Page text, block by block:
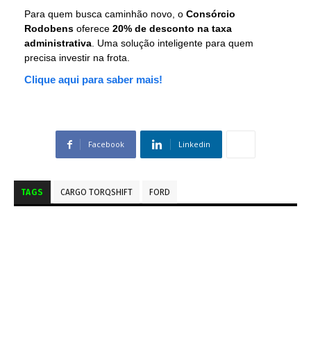
Para quem busca caminhão novo, o Consórcio
Rodobens oferece 20% de desconto na taxa
administrativa . Uma solução inteligente para quem
precisa investir na frota.
Clique aqui para saber mais!
Facebook Linkedin
TAGS CARGO TORQSHIFT FORD